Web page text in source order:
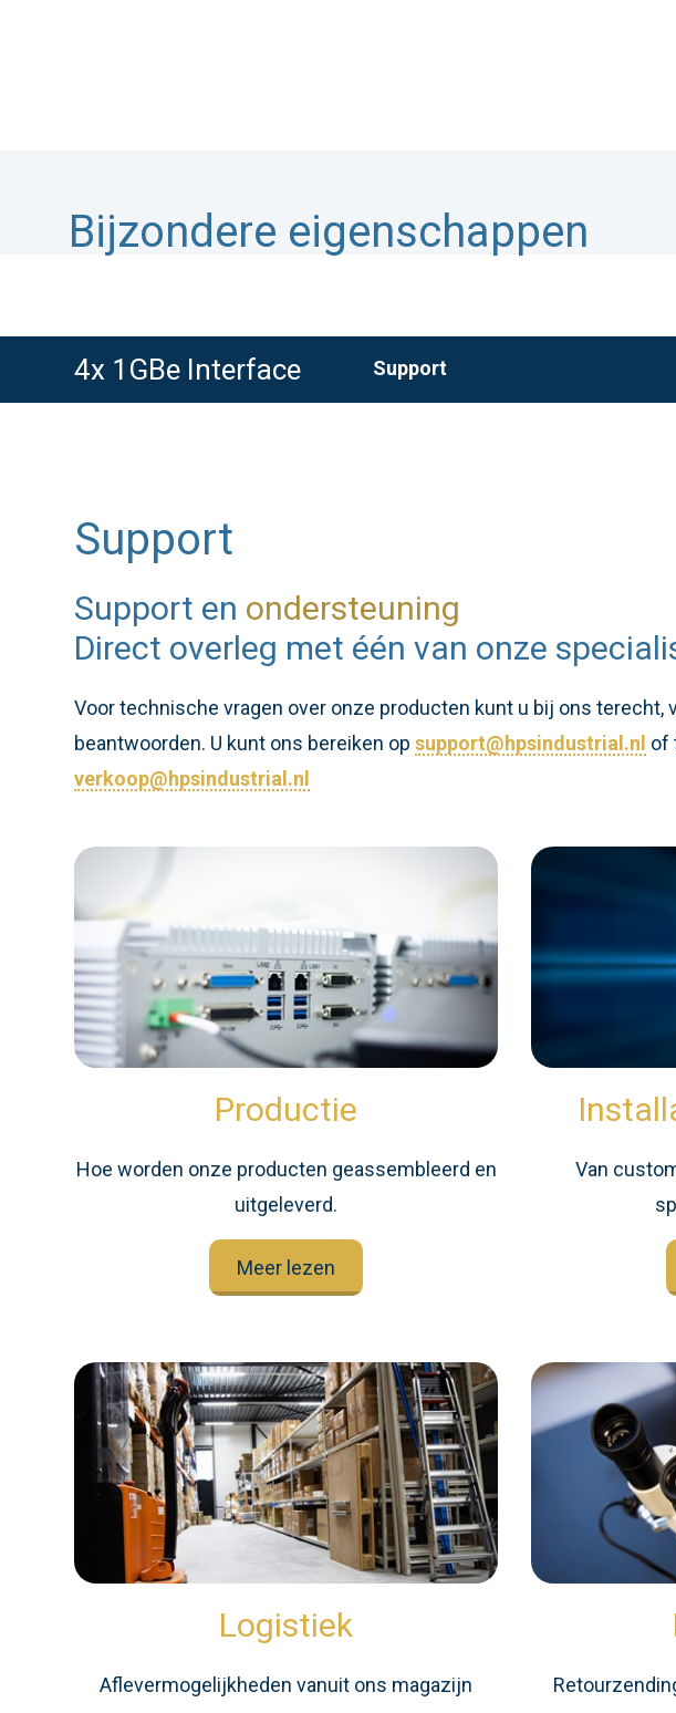
Bijzondere eigenschappen
4x 1GBe Interface Support
Support
Support en ondersteuning
Direct overleg met één van onze
Voor technische vragen over onze producten kunt u bij ons
beantwoorden. U kunt ons bereiken op support@hpsindustrial.nl of
verkoop@hpsindustrial.nl
Productie
Hoe worden onze producten geassembleerd en
uitgeleverd.
Meer lezen
Van
Logistiek
Aflevermogelijkheden vanuit ons magazijn